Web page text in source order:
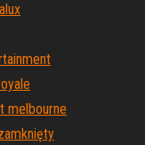
melbourne